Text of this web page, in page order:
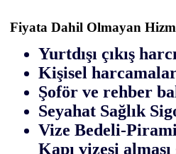
Fiyata Dahil Olmayan
Yurtdışı çıkış
Kişisel
Şoför ve rehber
Seyahat Sağlık
Vize Bedeli-
Kapı vizesi